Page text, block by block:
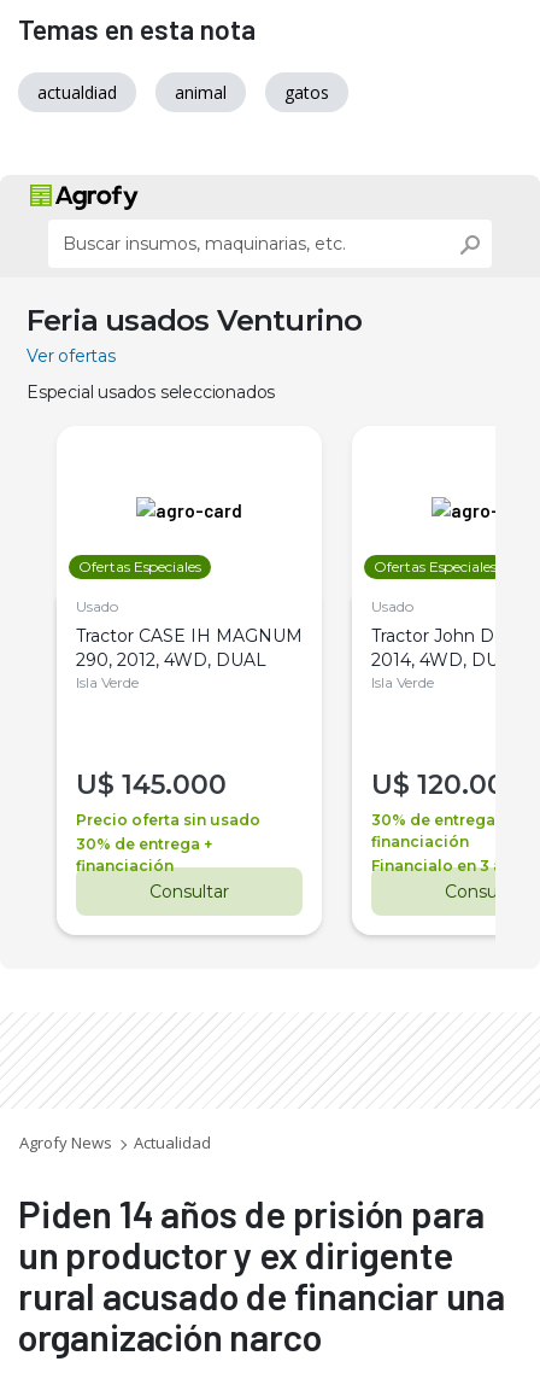
Temas en esta nota
actualdiad animal gatos
Feria usados Venturino
Ver ofertas
Especial usados seleccionados
Ofertas Especiales
Usado
Tractor CASE IH MAGNUM
290, 2012, 4WD, DUAL
Isla Verde
U$ 145.000
Precio oferta sin usado
30% de entrega +
financiación
Consultar
Ofertas Especiales
Usado
Tractor John Deere
2014, 4WD, DUAL
Isla Verde
U$ 120.000
30% de entrega +
financiación
Financialo en 3 años
Consultar
Agrofy News Actualidad
Piden 14 años de prisión para
un productor y ex dirigente
rural acusado de financiar una
organización narco